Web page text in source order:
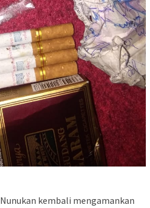
kembali mengamankan